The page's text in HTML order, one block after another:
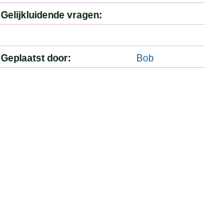
Gelijkluidende vragen:
Geplaatst door: Bob